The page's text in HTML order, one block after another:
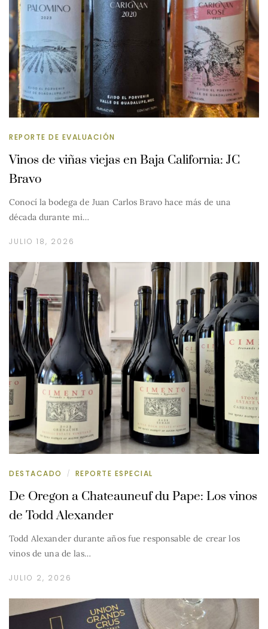
REPORTE DE EVALUACIÓN
Vinos de viñas viejas en Baja California: JC
Bravo
Conocí la bodega de Juan Carlos Bravo hace más de una
década durante mi…
JULIO 18, 2026
DESTACADO / REPORTE ESPECIAL
De Oregon a Chateauneuf du Pape: Los vinos
de Todd Alexander
Todd Alexander durante años fue responsable de crear los
vinos de una de las…
JULIO 2, 2026